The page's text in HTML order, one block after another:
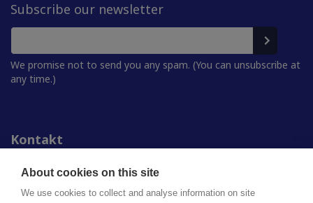
About cookies on this site
We use cookies to collect and analyse information on site
Subscribe our newsletter
We promise not to send you any spam. (You can unsubscribe at
any time.)
Kontakt
För media
Studentkårerna